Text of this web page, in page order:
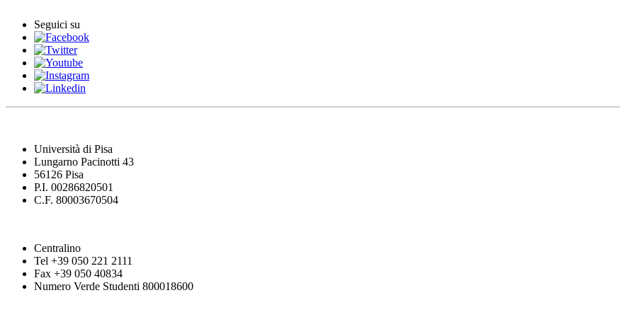
Seguici su
Università di Pisa
Lungarno Pacinotti 43
56126 Pisa
P.I. 00286820501
C.F. 80003670504
Centralino
Tel +39 050 221 2111
Fax +39 050 40834
Numero Verde Studenti 800018600